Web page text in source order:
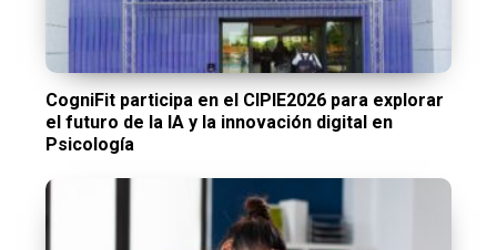
CogniFit participa en el CIPIE2026 para explorar
el futuro de la IA y la innovación digital en
Psicología